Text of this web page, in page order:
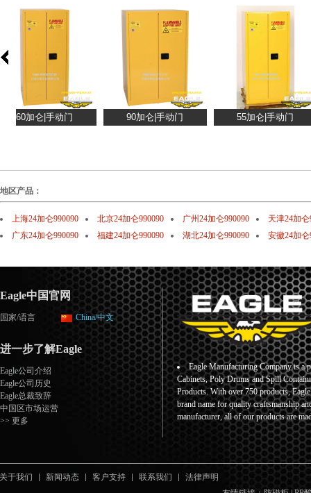
地区产品：
上海24加仑990090 北京24加仑990090 广州24加仑990090
天津24加仑
广东24加仑990090
福建24加仑990090 湖北24加仑990090 安徽24加仑
Eagle中国官网
国家/语言 China/中文
进一步了解Eagle
Eagle公司介绍
Eagle公司历史
Eagle总裁致辞
中国区市场运营
>> 更多
Eagle Manufacturing Company is a
Cabinets, Poly Drums and Spill
Products. With over 750 products,
brand name for quality craftsmanship
manufacturer, all of our products are
关于我们 新闻动态 客户支持 联系我们
法律声明